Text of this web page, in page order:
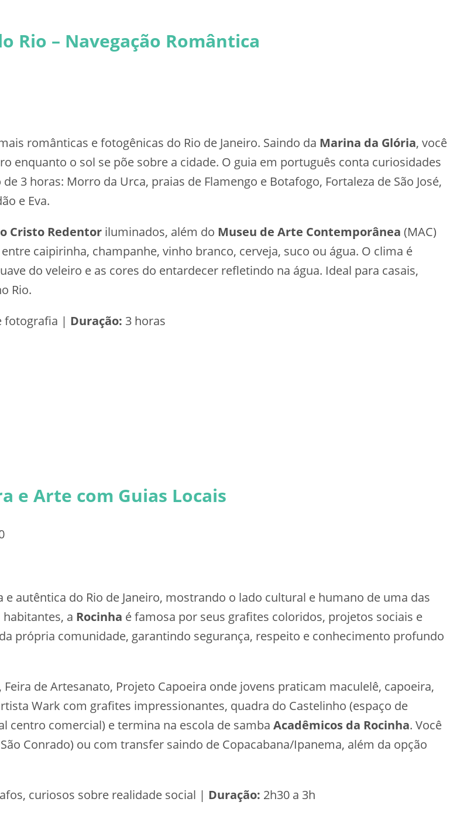
Rio – Navegação Romântica
românticas e fotogênicas do Rio de Janeiro. Saindo da Marina da Glória, você
enquanto o sol se põe sobre a cidade. O guia em português conta curiosidades
3 horas: Morro da Urca, praias de Flamengo e Botafogo, Fortaleza de São José,
e Eva.
Cristo Redentor iluminados, além do Museu de Arte Contemporânea (MAC)
caipirinha, champanhe, vinho branco, cerveja, suco ou água. O clima é
do veleiro e as cores do entardecer refletindo na água. Ideal para casais,
Rio.
fotografia | Duração: 3 horas
e Arte com Guias Locais
autêntica do Rio de Janeiro, mostrando o lado cultural e humano de uma das
a Rocinha é famosa por seus grafites coloridos, projetos sociais e
própria comunidade, garantindo segurança, respeito e conhecimento profundo
de Artesanato, Projeto Capoeira onde jovens praticam maculelê, capoeira,
Wark com grafites impressionantes, quadra do Castelinho (espaço de
centro comercial) e termina na escola de samba Acadêmicos da Rocinha. Você
Conrado) ou com transfer saindo de Copacabana/Ipanema, além da opção
curiosos sobre realidade social | Duração: 2h30 a 3h